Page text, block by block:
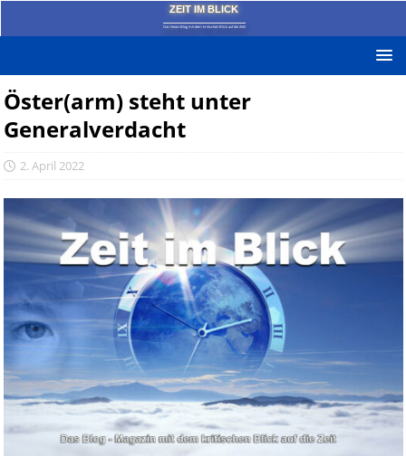
ZEIT IM BLICK
Das News-Blog mit dem kritischen Blick auf die Zeit!
Öster(arm) steht unter
Generalverdacht
2. April 2022